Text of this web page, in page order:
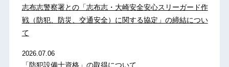
志布志警察署との「志布志・大崎安全安心スリーガード作
戦（防犯、防災、交通安全）に関する協定」の締結につい
て
2026.07.06
「防犯設備士資格」の取得について